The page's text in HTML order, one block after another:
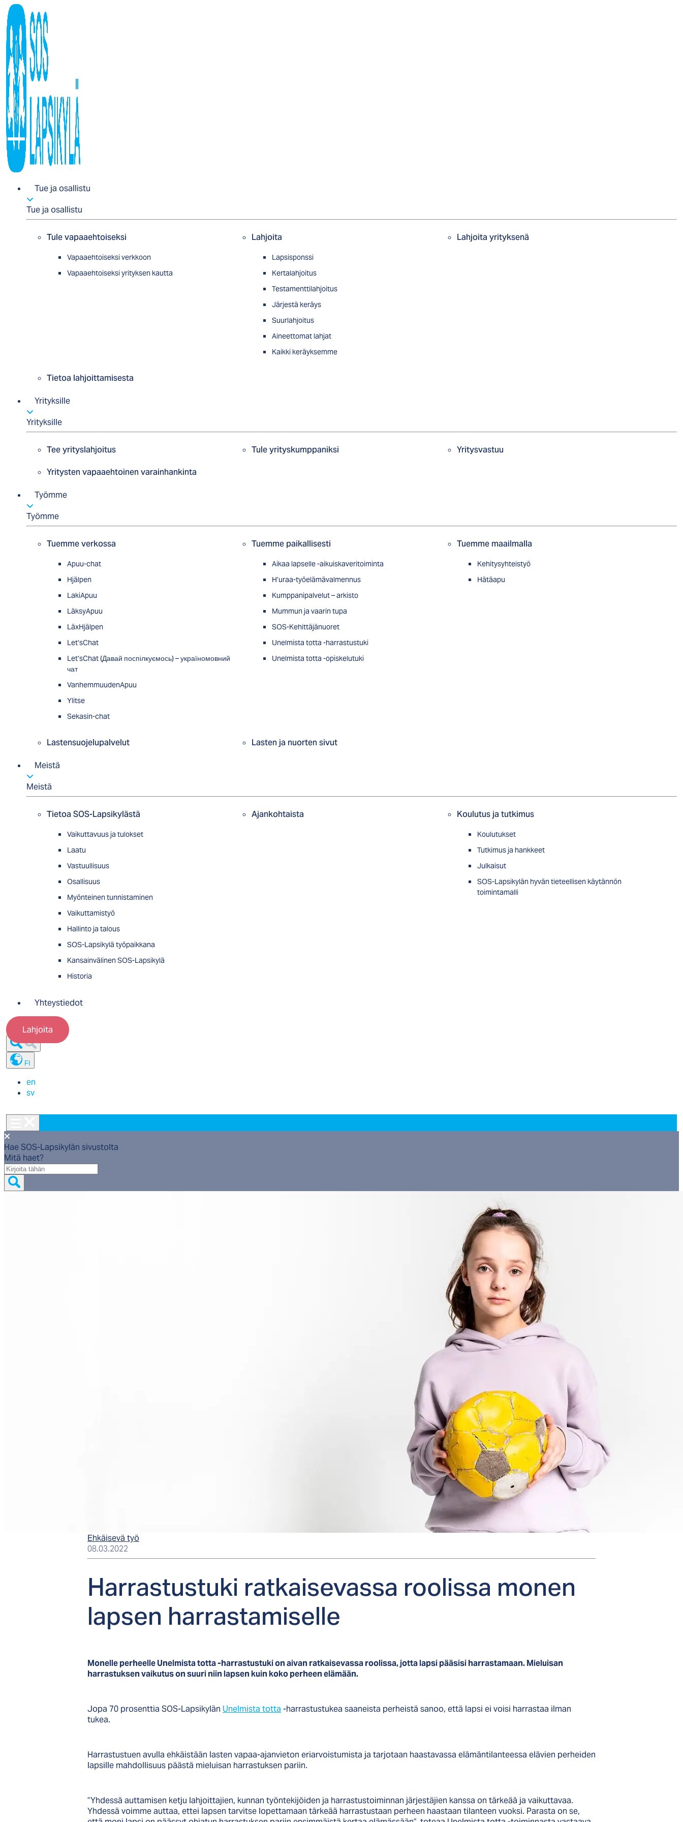
Tue ja osallistu
Tue ja osallistu
Tule vapaaehtoiseksi
Vapaaehtoiseksi verkkoon
Vapaaehtoiseksi yrityksen kautta
Lahjoita
Lapsisponssi
Kertalahjoitus
Testamenttilahjoitus
Järjestä keräys
Suurlahjoitus
Aineettomat lahjat
Kaikki keräyksemme
Lahjoita yrityksenä
Tietoa lahjoittamisesta
Yrityksille
Yrityksille
Tee yrityslahjoitus Tule yrityskumppaniksi
Yritysvastuu
Yritysten vapaaehtoinen varainhankinta
Työmme
Työmme
Tuemme verkossa
Apuu-chat
Hjälpen
LakiApuu
LäksyApuu
LäxHjälpen
Let’sChat
Let’sChat (Давай поспілкуємось) – україномовний
чат
VanhemmuudenApuu
Ylitse
Sekasin-chat
Tuemme paikallisesti
Aikaa lapselle -aikuiskaveritoiminta
H’uraa-työelämävalmennus
Kumppanipalvelut – arkisto
Mummun ja vaarin tupa
SOS-Kehittäjänuoret
Unelmista totta -harrastustuki
Unelmista totta -opiskelutuki
Tuemme maailmalla
Kehitysyhteistyö
Hätäapu
Lastensuojelupalvelut Lasten ja nuorten sivut
Meistä
Meistä
Tietoa SOS-Lapsikylästä
Vaikuttavuus ja tulokset
Laatu
Vastuullisuus
Osallisuus
Myön­tei­nen tun­nis­ta­minen
Vaikuttamistyö
Hallinto ja talous
SOS-Lapsikylä työpaikkana
Kansainvälinen SOS-Lapsikylä
Historia
Ajankohtaista Koulutus ja tutkimus
Koulutukset
Tutkimus ja hankkeet
Julkaisut
SOS-Lapsikylän hyvän tieteellisen käytännön
toimintamalli
Yhteystiedot
Lahjoita
FI
en
sv
Hae SOS-Lapsikylän sivustolta
Mitä haet?
Mitä
haet?
Ehkäisevä työ
08.03.2022
Har­ras­tus­tu­ki rat­kai­se­vas­sa roo­lis­sa mo­nen
lap­sen har­ras­ta­mi­sel­le
Monelle perheelle Unelmista totta -harrastustuki on aivan ratkaisevassa roolissa, jotta lapsi pääsisi harrastamaan. Mieluisan
harrastuksen vaikutus on suuri niin lapsen kuin koko perheen elämään.
Jopa 70 prosenttia SOS-Lapsikylän Unelmista totta -harrastustukea saaneista perheistä sanoo, että lapsi ei voisi harrastaa ilman
tukea.
Harrastustuen avulla ehkäistään lasten vapaa-ajanvieton eriarvoistumista ja tarjotaan haastavassa elämäntilanteessa elävien perheiden
lapsille mahdollisuus päästä mieluisan harrastuksen pariin.
”Yhdessä auttamisen ketju lahjoittajien, kunnan työntekijöiden ja harrastustoiminnan järjestäjien kanssa on tärkeää ja vaikuttavaa.
Yhdessä voimme auttaa, ettei lapsen tarvitse lopettamaan tärkeää harrastustaan perheen haastaan tilanteen vuoksi. Parasta on se,